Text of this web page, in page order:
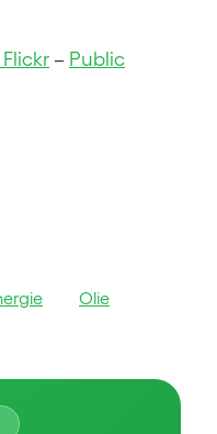
– Public
Olie